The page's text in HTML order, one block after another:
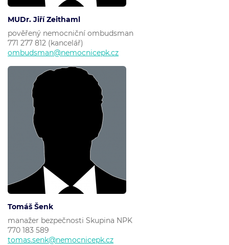
MUDr. Jiří Zeithaml
pověřený nemocniční ombudsman
771 277 812 (kancelář)
ombudsman@nemocnicepk.cz
Tomáš Šenk
manažer bezpečnosti Skupina NPK
770 183 589
tomas.senk@nemocnicepk.cz